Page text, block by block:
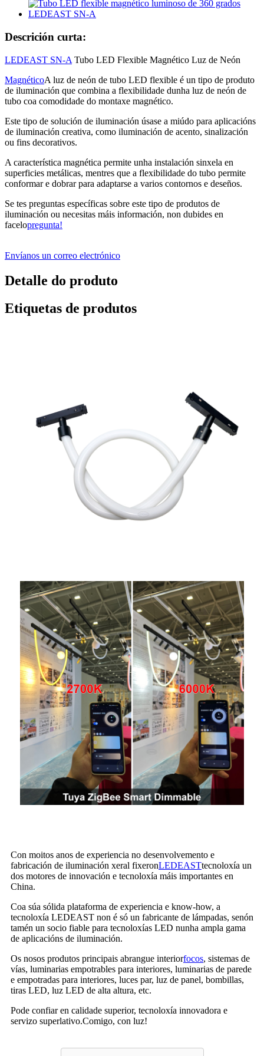
Descrición curta:
LEDEAST SN-A Tubo LED Flexible Magnético Luz de Neón
MagnéticoA luz de neón de tubo LED flexible é un tipo de produto
de iluminación que combina a flexibilidade dunha luz de neón de
tubo coa comodidade do montaxe magnético.
Este tipo de solución de iluminación úsase a miúdo para aplicacións
de iluminación creativa, como iluminación de acento, sinalización
ou fins decorativos.
A característica magnética permite unha instalación sinxela en
superficies metálicas, mentres que a flexibilidade do tubo permite
conformar e dobrar para adaptarse a varios contornos e deseños.
Se tes preguntas específicas sobre este tipo de produtos de
iluminación ou necesitas máis información, non dubides en
facelopregunta!
Envíanos un correo electrónico
Detalle do produto
Etiquetas de produtos
Con moitos anos de experiencia no desenvolvemento e
fabricación de iluminación xeral fixeronLEDEASTtecnoloxía un
dos motores de innovación e tecnoloxía máis importantes en
China.
Coa súa sólida plataforma de experiencia e know-how, a
tecnoloxía LEDEAST non é só un fabricante de lámpadas, senón
tamén un socio fiable para tecnoloxías LED nunha ampla gama
de aplicacións de iluminación.
Os nosos produtos principais abrangue interiorfocos, sistemas de
vías, luminarias empotrables para interiores, luminarias de parede
e empotradas para interiores, luces par, luz de panel, bombillas,
tiras LED, luz LED de alta altura, etc.
Pode confiar en calidade superior, tecnoloxía innovadora e
servizo superlativo.Comigo, con luz!